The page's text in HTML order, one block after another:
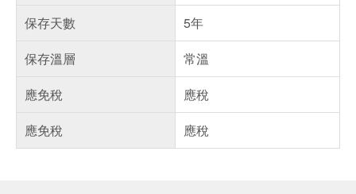
保存天數
5年
保存溫層
常溫
應免稅
應稅
應免稅
應稅